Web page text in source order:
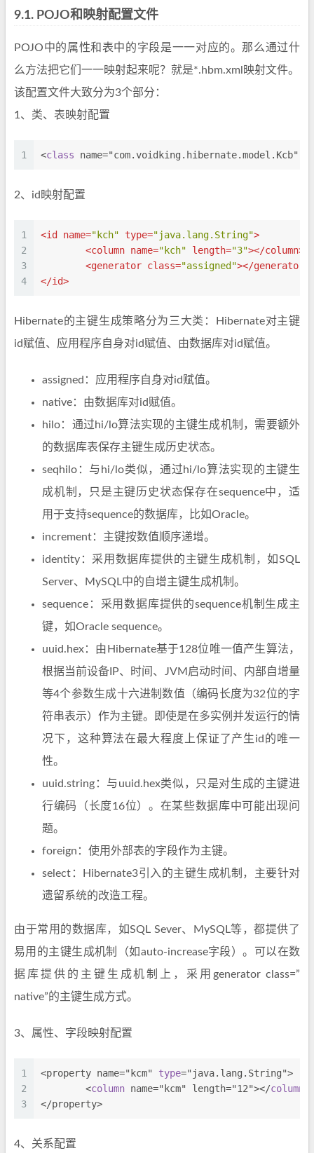
9.1. POJO和映射配置文件
POJO中的属性和表中的字段是一一对应的。那么通过什
么方法把它们一一映射起来呢？就是*.hbm.xml映射文件。
该配置文件大致分为3个部分：
1、类、表映射配置
1 <class name="com.voidking.hibernate.model.Kcb"
2、id映射配置
1
2
3
4
<id name="kch" type="java.lang.String">
<column name="kch" length="3"></column>
<generator class="assigned"></generator
</id>
Hibernate的主键生成策略分为三大类：Hibernate对主键
id赋值、应用程序自身对id赋值、由数据库对id赋值。
assigned：应用程序自身对id赋值。
native：由数据库对id赋值。
hilo：通过hi/lo算法实现的主键生成机制，需要额外
的数据库表保存主键生成历史状态。
seqhilo：与hi/lo类似，通过hi/lo算法实现的主键生
成机制，只是主键历史状态保存在sequence中，适
用于支持sequence的数据库，比如Oracle。
increment：主键按数值顺序递增。
identity：采用数据库提供的主键生成机制，如SQL
Server、MySQL中的自增主键生成机制。
sequence：采用数据库提供的sequence机制生成主
键，如Oracle sequence。
uuid.hex：由Hibernate基于128位唯一值产生算法，
根据当前设备IP、时间、JVM启动时间、内部自增量
等4个参数生成十六进制数值（编码长度为32位的字
符串表示）作为主键。即使是在多实例并发运行的情
况下，这种算法在最大程度上保证了产生id的唯一
性。
uuid.string：与uuid.hex类似，只是对生成的主键进
行编码（长度16位）。在某些数据库中可能出现问
题。
foreign：使用外部表的字段作为主键。
select：Hibernate3引入的主键生成机制，主要针对
遗留系统的改造工程。
由于常用的数据库，如SQL Sever、MySQL等，都提供了
易用的主键生成机制（如auto-increase字段）。可以在数
据库提供的主键生成机制上，采用generator class=”
native”的主键生成方式。
3、属性、字段映射配置
1
2
3
<property name="kcm" type="java.lang.String">
	<
column name="kcm" length="12"></column
</property>
4、关系配置